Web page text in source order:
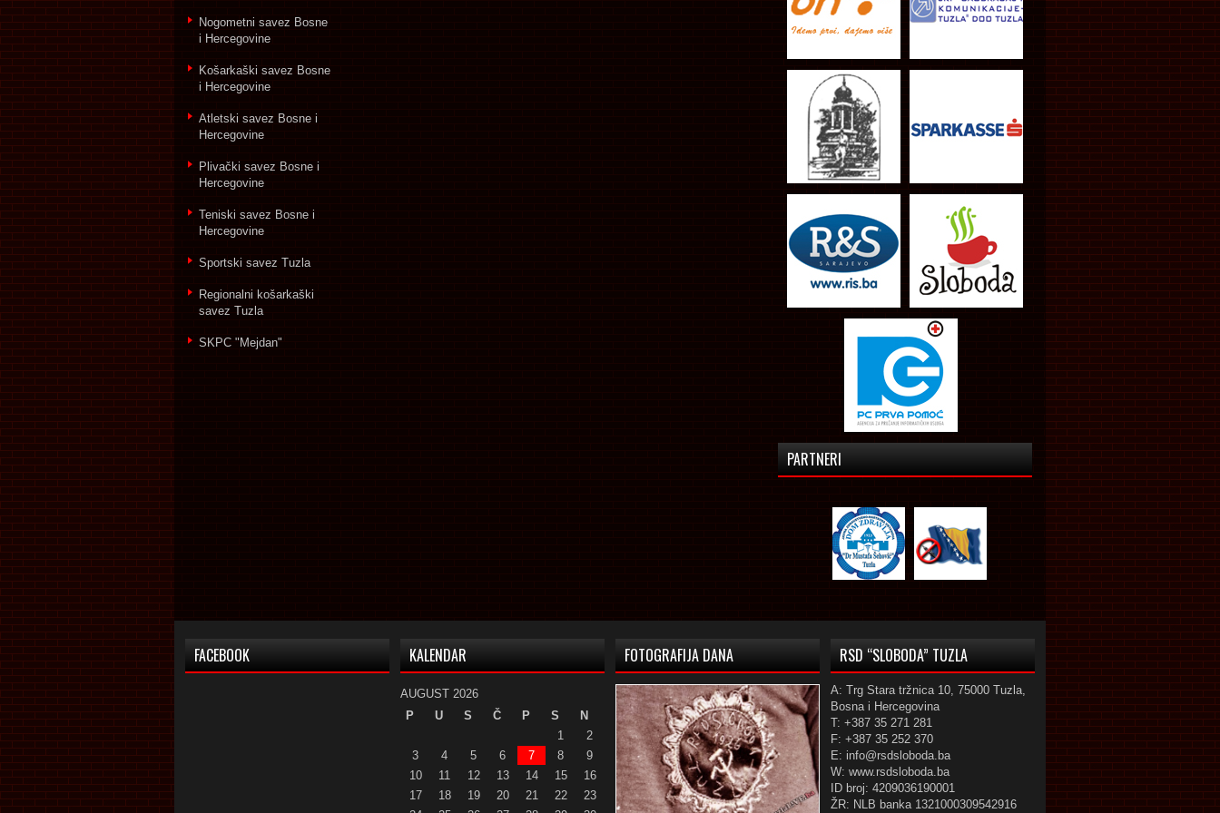
Nogometni savez Bosne
i Hercegovine
Košarkaški savez Bosne
i Hercegovine
Atletski savez Bosne i
Hercegovine
Plivački savez Bosne i
Hercegovine
Teniski savez Bosne i
Hercegovine
Sportski savez Tuzla
Regionalni košarkaški
savez Tuzla
SKPC "Mejdan"
PARTNERI
FACEBOOK KALENDAR
AUGUST 2026
P
U S Č P S
N
1
2
3
4 5 6 7 8
9
10
11 12 13 14 15
16
17
18 19 20 21 22
23
FOTOGRAFIJA DANA RSD “SLOBODA” TUZLA
A: Trg Stara tržnica 10, 75000 Tuzla,
Bosna i Hercegovina
T: +387 35 271 281
F: +387 35 252 370
E: info@rsdsloboda.ba
W: www.rsdsloboda.ba
ID broj: 4209036190001
ŽR: NLB banka 1321000309542916